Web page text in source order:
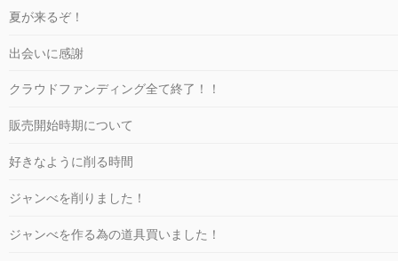
夏が来るぞ！
出会いに感謝
クラウドファンディング全て終了！！
販売開始時期について
好きなように削る時間
ジャンべを削りました！
ジャンべを作る為の道具買いました！